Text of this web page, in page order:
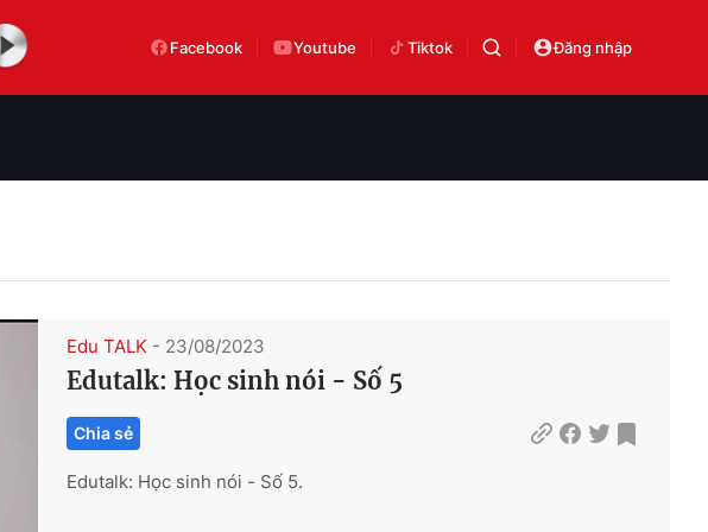
Facebook Youtube Tiktok Đăng nhập
Edu TALK - 23/08/2023
Edutalk: Học sinh nói - Số 5
Chia sẻ
Edutalk: Học sinh nói - Số 5.